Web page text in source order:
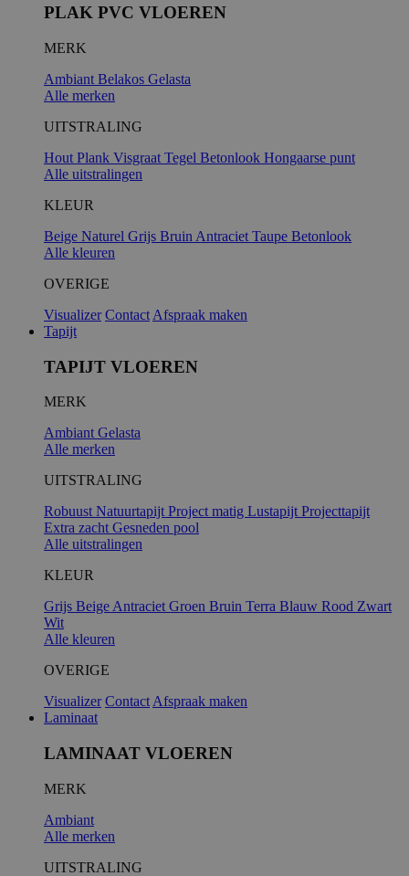
PLAK PVC VLOEREN
MERK
Ambiant Belakos Gelasta
Alle merken
UITSTRALING
Hout Plank Visgraat Tegel Betonlook Hongaarse punt
Alle uitstralingen
KLEUR
Beige Naturel Grijs Bruin Antraciet Taupe Betonlook
Alle kleuren
OVERIGE
Visualizer Contact Afspraak maken
Tapijt
TAPIJT VLOEREN
MERK
Ambiant Gelasta
Alle merken
UITSTRALING
Robuust Natuurtapijt Project matig Lustapijt Projecttapijt
Extra zacht Gesneden pool
Alle uitstralingen
KLEUR
Grijs Beige Antraciet Groen Bruin Terra Blauw Rood Zwart
Wit
Alle kleuren
OVERIGE
Visualizer Contact Afspraak maken
Laminaat
LAMINAAT VLOEREN
MERK
Ambiant
Alle merken
UITSTRALING